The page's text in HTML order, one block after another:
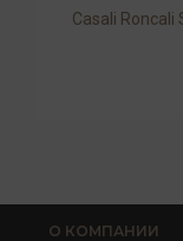
Casali Roncali
О КОМПАНИИ